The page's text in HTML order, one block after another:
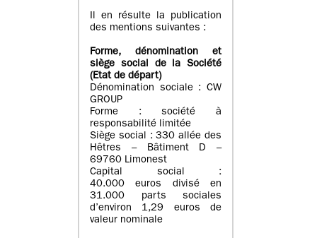
Il en résulte la publication
des mentions suivantes :
Forme, dénomination et
siège social de la Société
(Etatde départ)
Dénomination sociale : CW
GROUP
Forme : société à
responsabilité limitée
Siège social : 330 allée des
Hêtres – Bâtiment D –
69760 Limonest
Capital social :
40.000 euros divisé en
31.000 parts sociales
d’environ 1,29 euros de
valeur nominale